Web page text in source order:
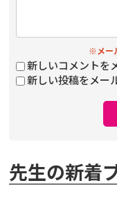
※メー
新しいコメントを
新しい投稿をメー
先生の新着